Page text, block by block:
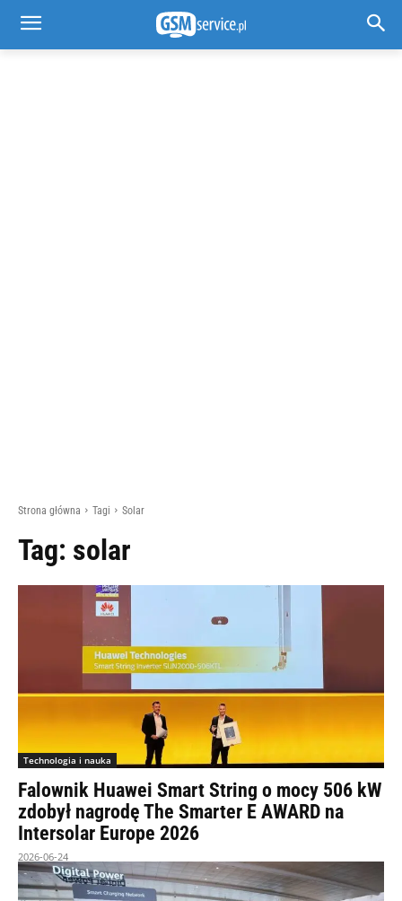
Strona główna Tagi Solar
Tag: solar
Technologia i nauka
Falownik Huawei Smart String o mocy 506 kW
zdobył nagrodę The Smarter E AWARD na
Intersolar Europe 2026
2026-06-24